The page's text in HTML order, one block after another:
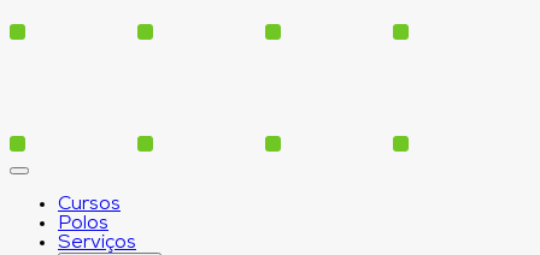
Cursos
Polos
Serviços